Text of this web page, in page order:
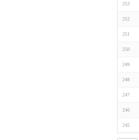
253
252
251
250
249
248
247
246
245